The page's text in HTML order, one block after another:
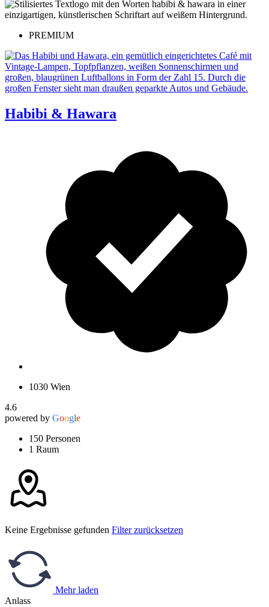
PREMIUM
Habibi & Hawara
1030 Wien
4.6
powered by Google
150 Personen
1 Raum
Keine Ergebnisse gefunden Filter zurücksetzen
Mehr laden
Anlass